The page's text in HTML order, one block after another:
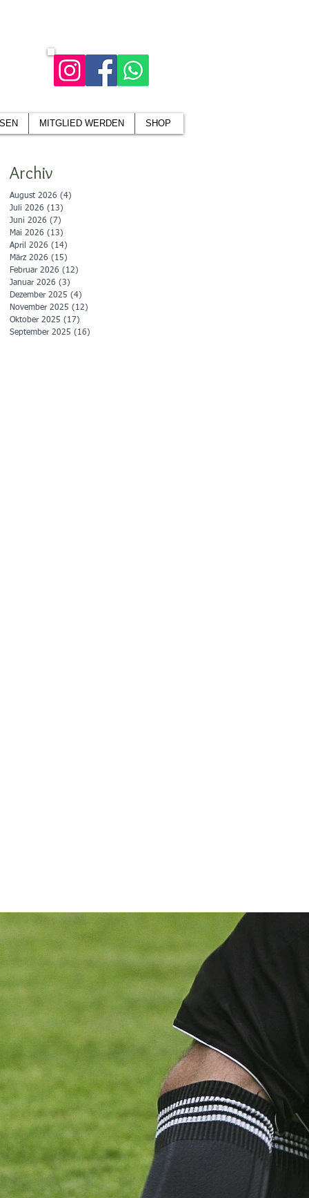
MITGLIED WERDEN SHOP
Archiv
August 2026 (4)
Juli 2026 (13)
Juni 2026 (7)
Mai 2026 (13)
April 2026 (14)
März 2026 (15)
Februar 2026 (12)
Januar 2026 (3)
Dezember 2025 (4)
November 2025 (12)
Oktober 2025 (17)
September 2025 (16)